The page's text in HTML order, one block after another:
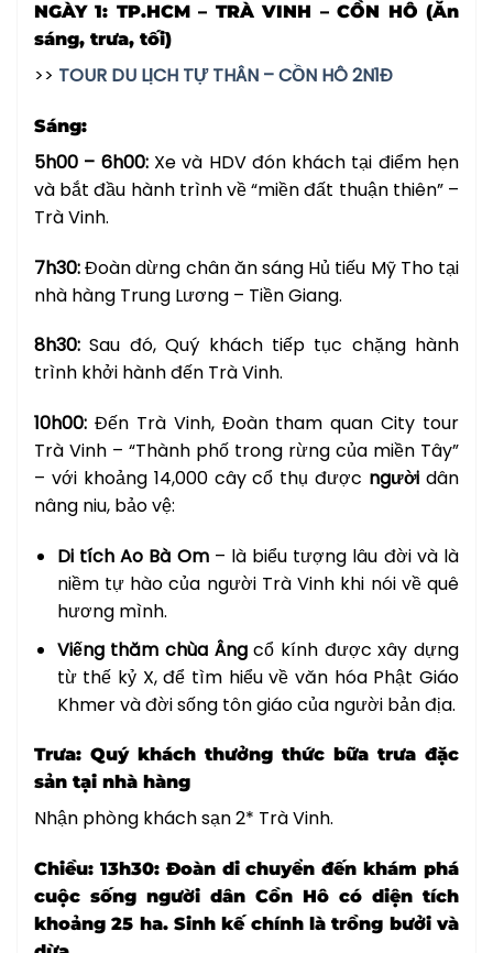
NGÀY 1: TP.HCM – TRÀ VINH – CỒN HÔ (Ăn
sáng, trưa, tối)
>> TOUR DU LỊCH TỰ THÂN – CỒN HÔ 2N1Đ
Sáng:
5h00 – 6h00:Xe và HDV đón khách tại điểm hẹn
và bắt đầu hành trình về “miền đất thuận thiên” –
Trà Vinh.
7h30:Đoàn dừng chân ăn sáng Hủ tiếu Mỹ Tho tại
nhà hàng Trung Lương – Tiền Giang.
8h30: Sau đó, Quý khách tiếp tục chặng hành
trình khởi hành đến Trà Vinh.
10h00: Đến Trà Vinh, Đoàn tham quan City tour
Trà Vinh – “Thành phố trong rừng của miền Tây”
– với khoảng 14,000 cây cổ thụ được người dân
nâng niu, bảo vệ:
Di tích Ao Bà Om– là biểu tượng lâu đời và là
niềm tự hào của người Trà Vinh khi nói về quê
hương mình.
Viếng thăm chùa Ângcổ kính được xây dựng
từ thế kỷ X, để tìm hiểu về văn hóa Phật Giáo
Khmer và đời sống tôn giáo của người bản địa.
Trưa: Quý khách thưởng thức bữa trưa đặc
sản tại nhà hàng
Nhận phòng khách sạn 2* Trà Vinh.
Chiều: 13h30:Đoàn di chuyển đến khám phá
cuộc sống người dân Cồn Hô có diện tích
khoảng 25 ha. Sinh kế chính là trồng bưởi và